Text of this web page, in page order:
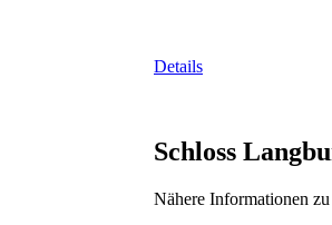
Details
Schloss
Nähere Informationen